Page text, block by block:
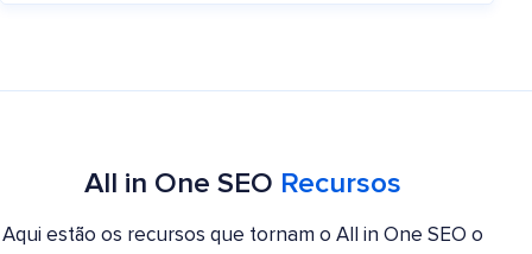
All in One SEO Recursos
Aqui estão os recursos que tornam o All in One SEO o